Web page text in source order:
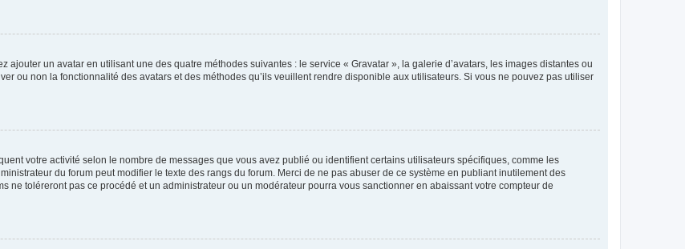
ajouter un avatar en utilisant une des quatre méthodes suivantes : le service « Gravatar », la galerie d’avatars, les images distantes ou
ou non la fonctionnalité des avatars et des méthodes qu’ils veuillent rendre disponible aux utilisateurs. Si vous ne pouvez pas utiliser
votre activité selon le nombre de messages que vous avez publié ou identifient certains utilisateurs spécifiques, comme les
du forum peut modifier le texte des rangs du forum. Merci de ne pas abuser de ce système en publiant inutilement des
ne toléreront pas ce procédé et un administrateur ou un modérateur pourra vous sanctionner en abaissant votre compteur de